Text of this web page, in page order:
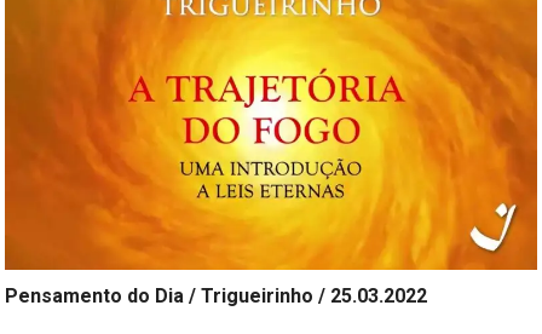
Pensamento do Dia / Trigueirinho / 25.03.2022